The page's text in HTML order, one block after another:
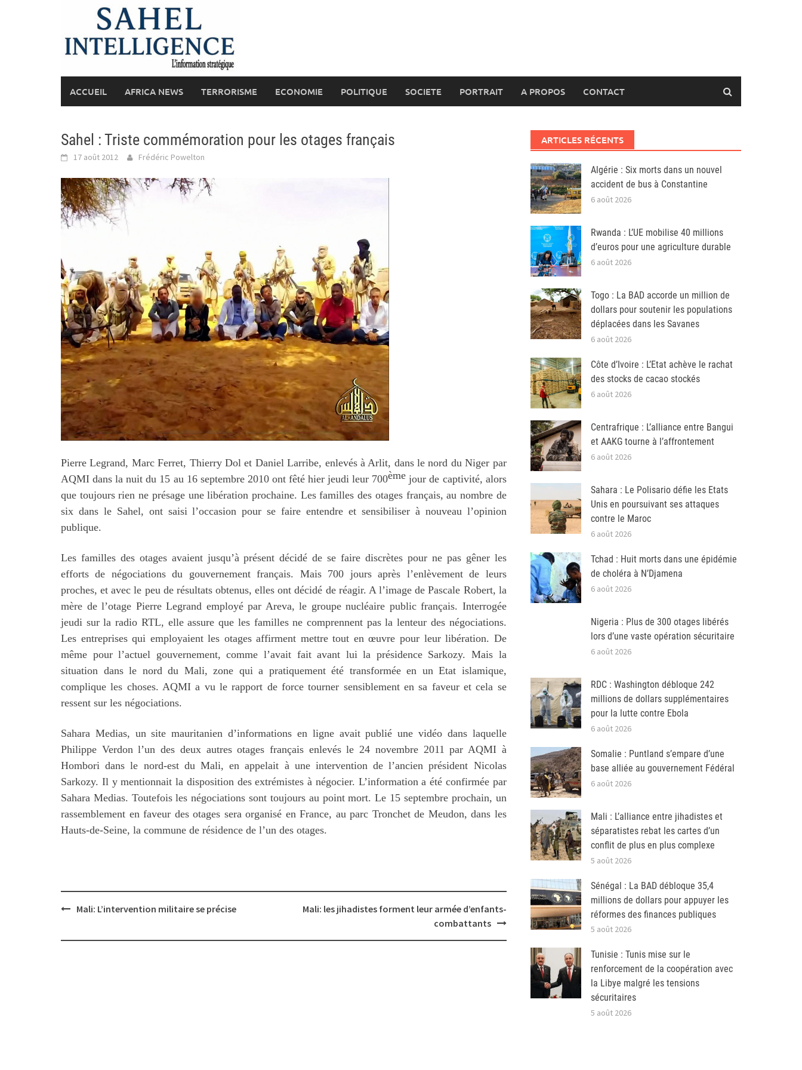
ACCUEIL AFRICA NEWS TERRORISME ECONOMIE POLITIQUE SOCIETE PORTRAIT A PROPOS CONTACT
Sahel : Triste commémoration pour les otages français
17 août 2012 Frédéric Powelton
Pierre Legrand, Marc Ferret, Thierry Dol et Daniel Larribe, enlevés à Arlit, dans le nord du Niger par
AQMI dans la nuit du 15 au 16 septembre 2010 ont fêté hier jeudi leur 700ème jour de captivité, alors
que toujours rien ne présage une libération prochaine. Les familles des otages français, au nombre de
six dans le Sahel, ont saisi l’occasion pour se faire entendre et sensibiliser à nouveau l’opinion
publique.
Les familles des otages avaient jusqu’à présent décidé de se faire discrètes pour ne pas gêner les
efforts de négociations du gouvernement français. Mais 700 jours après l’enlèvement de leurs
proches, et avec le peu de résultats obtenus, elles ont décidé de réagir. A l’image de Pascale Robert, la
mère de l’otage Pierre Legrand employé par Areva, le groupe nucléaire public français. Interrogée
jeudi sur la radio RTL, elle assure que les familles ne comprennent pas la lenteur des négociations.
Les entreprises qui employaient les otages affirment mettre tout en œuvre pour leur libération. De
même pour l’actuel gouvernement, comme l’avait fait avant lui la présidence Sarkozy. Mais la
situation dans le nord du Mali, zone qui a pratiquement été transformée en un Etat islamique,
complique les choses. AQMI a vu le rapport de force tourner sensiblement en sa faveur et cela se
ressent sur les négociations.
Sahara Medias, un site mauritanien d’informations en ligne avait publié une vidéo dans laquelle
Philippe Verdon l’un des deux autres otages français enlevés le 24 novembre 2011 par AQMI à
Hombori dans le nord-est du Mali, en appelait à une intervention de l’ancien président Nicolas
Sarkozy. Il y mentionnait la disposition des extrémistes à négocier. L’information a été confirmée par
Sahara Medias. Toutefois les négociations sont toujours au point mort. Le 15 septembre prochain, un
rassemblement en faveur des otages sera organisé en France, au parc Tronchet de Meudon, dans les
Hauts-de-Seine, la commune de résidence de l’un des otages.
PostMali: L’intervention militaire se précise
Mali: les jihadistes forment leur armée d’enfants-
combattants
ARTICLES RÉCENTS
Algérie : Six morts dans un nouvel
accident de bus à Constantine
6 août 2026
Rwanda : L’UE mobilise 40 millions
d’euros pour une agriculture durable
6 août 2026
Togo : La BAD accorde un million de
dollars pour soutenir les populations
déplacées dans les Savanes
6 août 2026
Côte d’Ivoire : L’Etat achève le rachat
des stocks de cacao stockés
6 août 2026
Centrafrique : L’alliance entre Bangui
et AAKG tourne à l’affrontement
6 août 2026
Sahara : Le Polisario défie les Etats
Unis en poursuivant ses attaques
contre le Maroc
6 août 2026
Tchad : Huit morts dans une épidémie
de choléra à N’Djamena
6 août 2026
Nigeria : Plus de 300 otages libérés
lors d’une vaste opération sécuritaire
6 août 2026
RDC : Washington débloque 242
millions de dollars supplémentaires
pour la lutte contre Ebola
6 août 2026
Somalie : Puntland s’empare d’une
base alliée au gouvernement Fédéral
6 août 2026
Mali : L’alliance entre jihadistes et
séparatistes rebat les cartes d’un
conflit de plus en plus complexe
5 août 2026
Sénégal : La BAD débloque 35,4
millions de dollars pour appuyer les
réformes des finances publiques
5 août 2026
Tunisie : Tunis mise sur le
renforcement de la coopération avec
la Libye malgré les tensions
sécuritaires
5 août 2026